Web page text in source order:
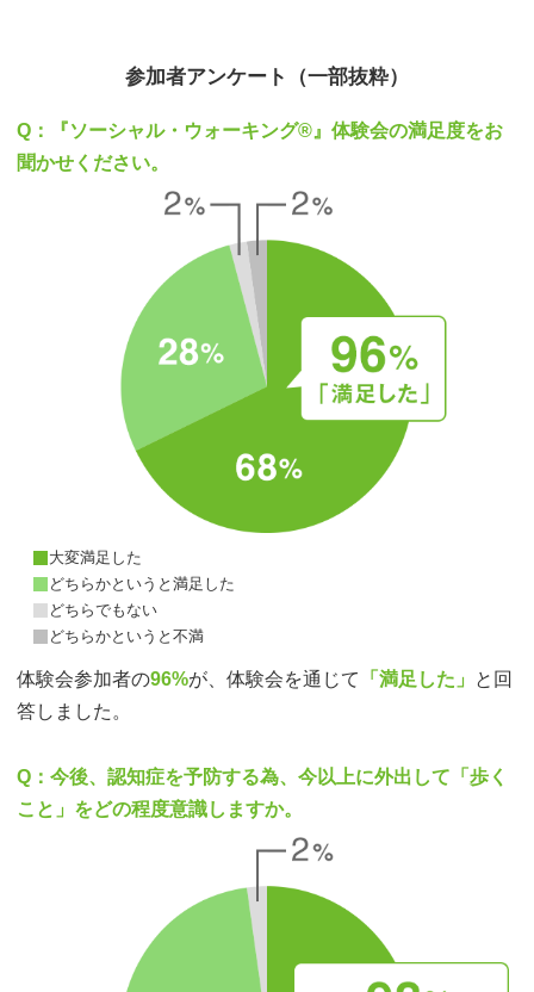
参加者アンケート（一部抜粋）
Q：『ソーシャル・ウォーキング®』体験会の満足度をお
聞かせください。
大変満足した
どちらかというと満足した
どちらでもない
どちらかというと不満
体験会参加者の96%が、体験会を通じて 「満足した」 と回
答しました。
Q：今後、認知症を予防する為、今以上に外出して「歩く
こと」をどの程度意識しますか。